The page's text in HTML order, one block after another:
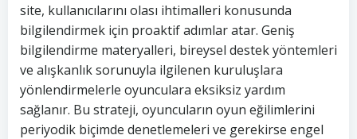
site, kullanıcılarını olası ihtimalleri konusunda
bilgilendirmek için proaktif adımlar atar. Geniş
bilgilendirme materyalleri, bireysel destek yöntemleri
ve alışkanlık sorunuyla ilgilenen kuruluşlara
yönlendirmelerle oyunculara eksiksiz yardım
sağlanır. Bu strateji, oyuncuların oyun eğilimlerini
periyodik biçimde denetlemeleri ve gerekirse engel